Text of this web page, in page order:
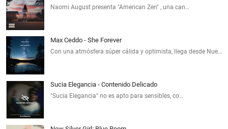
Naomi August presenta "American Zen" , una can…
Max Ceddo - She Forever
Con una atmósfera súper cálida y optimista, llega desde Nue…
Sucia Elegancia - Contenido Delicado
"Sucia Elegancia" no es apto para sensibles, co…